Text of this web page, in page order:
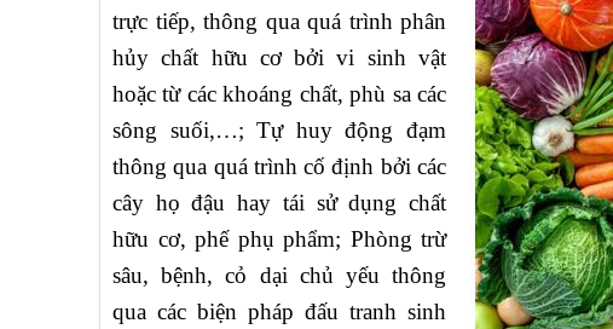
trực tiếp, thông qua quá trình phân
hủy chất hữu cơ bởi vi sinh vật
hoặc từ các khoáng chất, phù sa các
sông suối,…; Tự huy động đạm
thông qua quá trình cố định bởi các
cây họ đậu hay tái sử dụng chất
hữu cơ, phế phụ phẩm; Phòng trừ
sâu, bệnh, cỏ dại chủ yếu thông
qua các biện pháp đấu tranh sinh